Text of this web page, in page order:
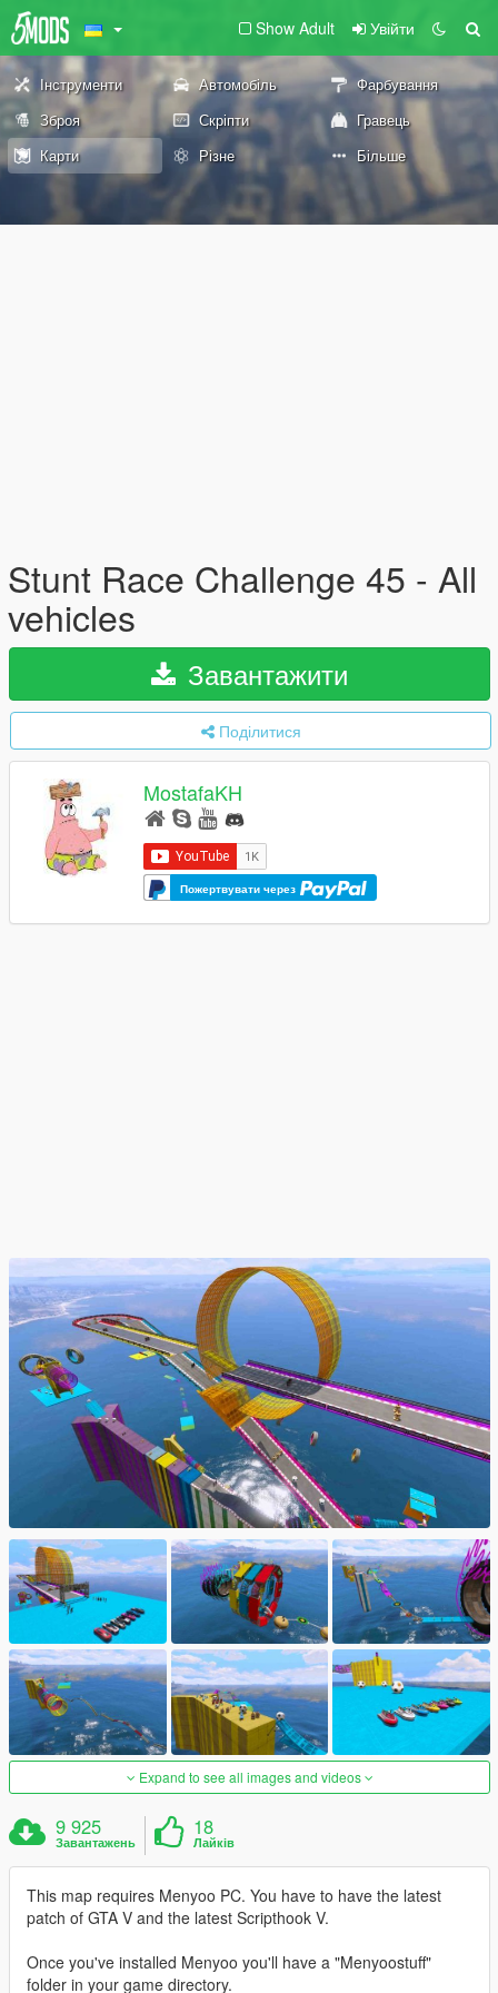
Show Adult Увійти
Інструменти Автомобіль
Фарбування
Зброя
Скріпти
Гравець
Карти
Різне Більше
Stunt Race Challenge 45 - All
vehicles
Завантажити
Поділитися
MostafaKH
Пожертвувати через
Expand to see all images and videos
9 925
Завантажень
18
Лайків
This map requires Menyoo PC. You have to have the latest
patch of GTA V and the latest Scripthook V.
Once you've installed Menyoo you'll have a "Menyoostuff"
folder in your game directory.